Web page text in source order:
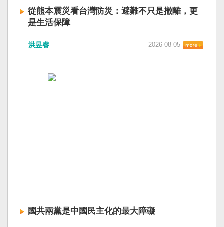
從熊本震災看台灣防災：避難不只是撤離，更
是生活保障
洪昱睿 2026-08-05
國共兩黨是中國民主化的最大障礙